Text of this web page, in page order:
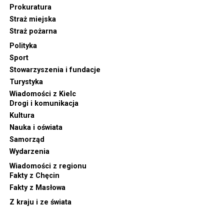
Prokuratura
Straż miejska
Straż pożarna
Polityka
Sport
Stowarzyszenia i fundacje
Turystyka
Wiadomości z Kielc
Drogi i komunikacja
Kultura
Nauka i oświata
Samorząd
Wydarzenia
Wiadomości z regionu
Fakty z Chęcin
Fakty z Masłowa
Z kraju i ze świata